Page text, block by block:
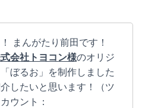
まんがたり前田です！
会社トヨコン様のオリジ
ぼるお」を制作しました
したいと思います！（ツ
ウント：